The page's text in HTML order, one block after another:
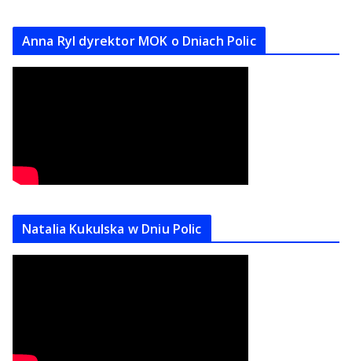
Anna Ryl dyrektor MOK o Dniach Polic
Natalia Kukulska w Dniu Polic